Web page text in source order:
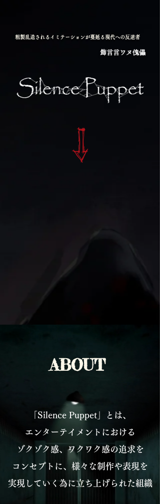
粗製乱造されるイミテーションが蔓延る現代への反逆者
飾言言ワ ヌ傀儡
ABOUT
「Silence Puppet」とは、
エンターテイメントにおける
ゾクゾク感、ワクワク感の追求を
コンセプトに、様々な制作や表現を
実現していく為に立ち上げられた組織